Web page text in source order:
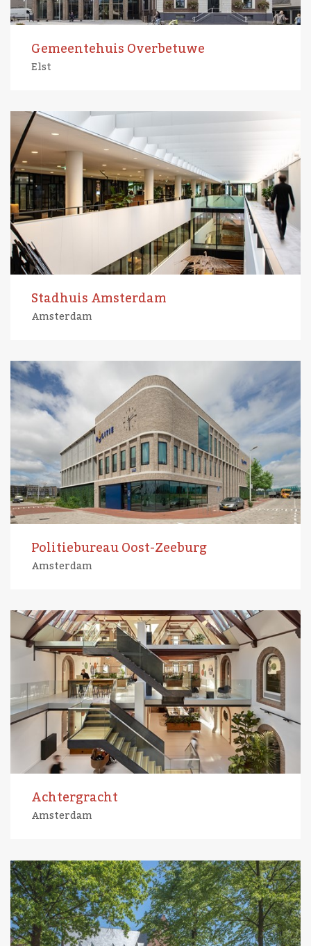
Gemeentehuis Overbetuwe
Elst
Stadhuis Amsterdam
Amsterdam
Politiebureau Oost-Zeeburg
Amsterdam
Achtergracht
Amsterdam